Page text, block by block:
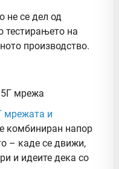
не се дел од
тестирањето на
производство.
5Г мрежа
мрежата и
комбиниран напор
– каде се движи,
и идеите дека со